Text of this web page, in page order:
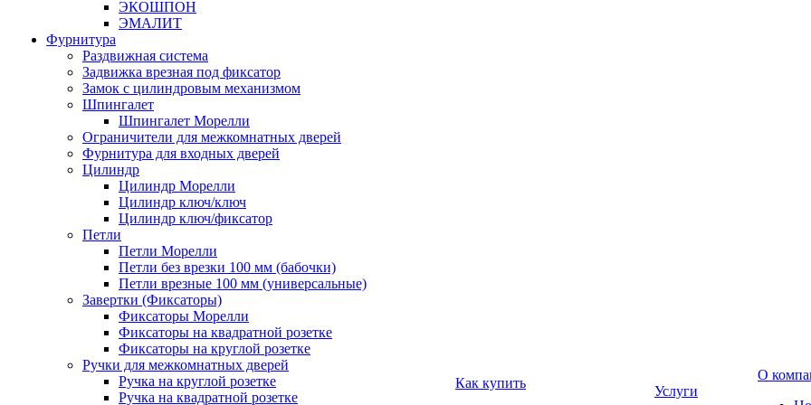
ЭКОШПОН
ЭМАЛИТ
Фурнитура
Раздвижная система
Задвижка врезная под фиксатор
Замок с цилиндровым механизмом
Шпингалет
Шпингалет Морелли
Ограничители для межкомнатных дверей
Фурнитура для входных дверей
Цилиндр
Цилиндр Морелли
Цилиндр ключ/ключ
Цилиндр ключ/фиксатор
Петли
Петли Морелли
Петли без врезки 100 мм (бабочки)
Петли врезные 100 мм (универсальные)
Завертки (Фиксаторы)
Фиксаторы Морелли
Фиксаторы на квадратной розетке
Фиксаторы на круглой розетке
Ручки для межкомнатных дверей
Ручка на круглой розетке
Ручка на квадратной розетке
Как купить
Услуги
О